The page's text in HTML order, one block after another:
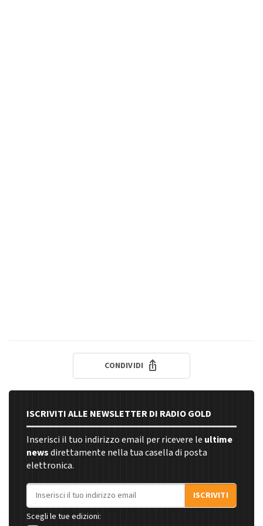
CONDIVIDI
ISCRIVITI ALLE NEWSLETTER DI RADIO GOLD
Inserisci il tuo indirizzo email per ricevere le ultime
newsdirettamente nella tua casella di posta
elettronica.
Indirizzo email
ISCRIVITI
Scegli le tue edizioni: